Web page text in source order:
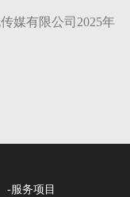
媒有限公司2025年
-服务项目